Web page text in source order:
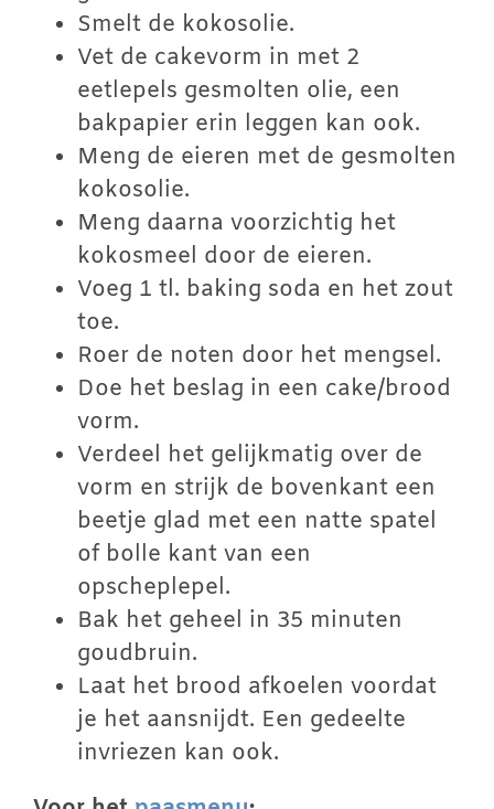
Smelt de kokosolie.
Vet de cakevorm in met 2
eetlepels gesmolten olie, een
bakpapier erin leggen kan ook.
Meng de eieren met de gesmolten
kokosolie.
Meng daarna voorzichtig het
kokosmeel door de eieren.
Voeg 1 tl. baking soda en het zout
toe.
Roer de noten door het mengsel.
Doe het beslag in een cake/brood
vorm.
Verdeel het gelijkmatig over de
vorm en strijk de bovenkant een
beetje glad met een natte spatel
of bolle kant van een
opscheplepel.
Bak het geheel in 35 minuten
goudbruin.
Laat het brood afkoelen voordat
je het aansnijdt. Een gedeelte
invriezen kan ook.